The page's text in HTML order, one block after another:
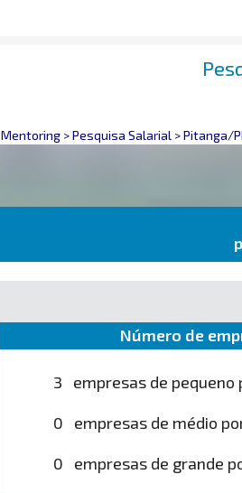
Mentoring >Pesquisa Salarial >Pitanga/
Número de
3 empresas de pequeno
0 empresas de médio
0 empresas de grande